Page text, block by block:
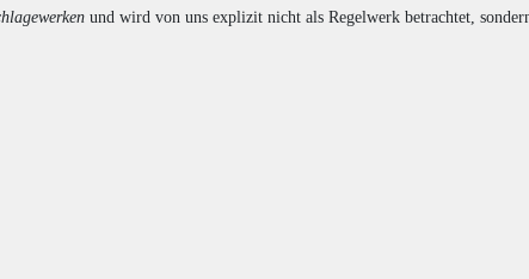
und wird von uns explizit nicht als Regelwerk betrachtet,